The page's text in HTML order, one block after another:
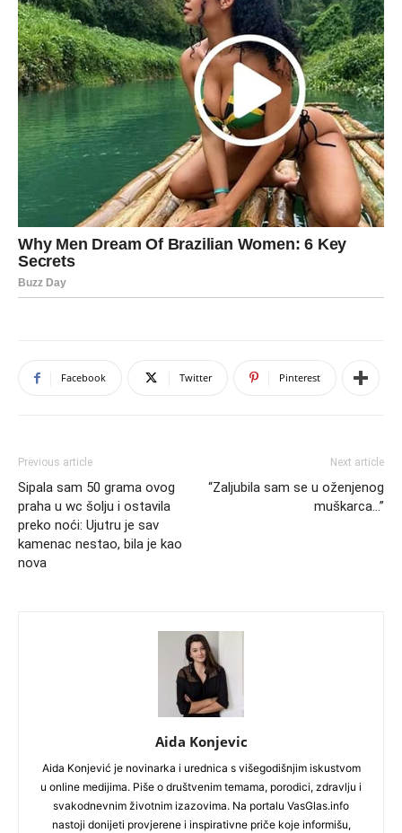
Facebook Twitter Pinterest
Previous article
Sipala sam 50 grama ovog
praha u wc šolju i ostavila
preko noći: Ujutru je sav
kamenac nestao, bila je kao
nova
Next article
“Zaljubila sam se u oženjenog
muškarca…”
Aida Konjevic
Aida Konjević je novinarka i urednica s višegodišnjim iskustvom
u online medijima. Piše o društvenim temama, porodici, zdravlju i
svakodnevnim životnim izazovima. Na portalu VasGlas.info
nastoji donijeti provjerene i inspirativne priče koje informišu,